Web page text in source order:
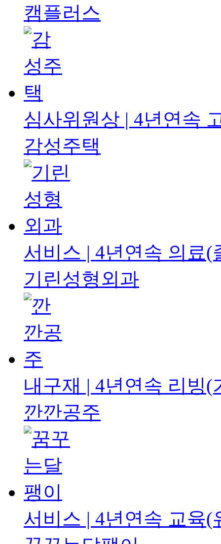
캠플러스
심사위원상 | 4년연속
감성주택
서비스 | 4년연속 의료(
기린성형외과
내구재 | 4년연속 리빙(
깐깐공주
서비스 | 4년연속 교육(